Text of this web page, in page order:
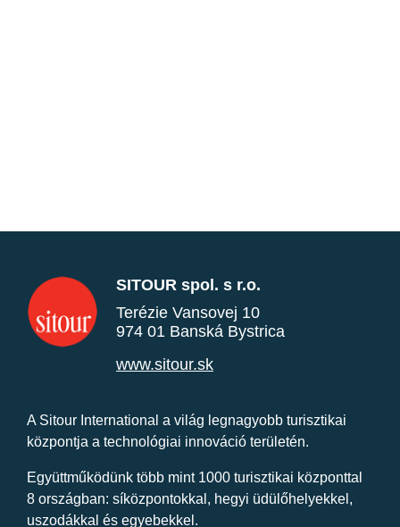
SITOUR spol. s r.o.
Terézie Vansovej 10
974 01 Banská Bystrica
www.sitour.sk
A Sitour International a világ legnagyobb turisztikai
központja a technológiai innováció területén.
Együttműködünk több mint 1000 turisztikai központtal
8 országban: síközpontokkal, hegyi üdülőhelyekkel,
uszodákkal és egyebekkel.